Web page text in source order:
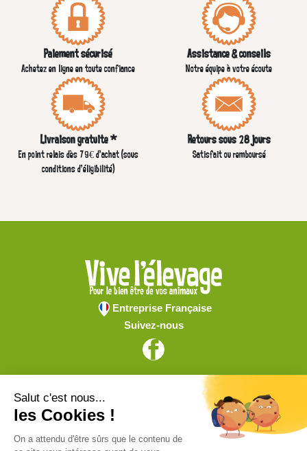
Paiement sécurisé
Achetez en ligne en toute confiance
Assistance & conseils
Notre équipe à votre écoute
Livraison gratuite *
En point relais dès 79€ d’achat (sous
conditions d'éligibilité)
Retours sous 28 jours
Satisfait ou remboursé
Entreprise Française
Suivez-nous
Vive l'élevage
Achat en ligne